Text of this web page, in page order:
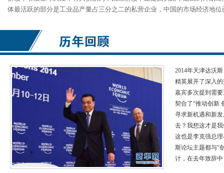
体最活跃的部分是工业品产量占三分之二的私营企业，中国的市场经济地
2014年天津达沃
精英展开了深入
嘉宾多次提到需
契合了“推动创新
寻求新机遇和新
去？我想这才是
这也是李克强总
斯论坛主题都与“
计，在去年致辞中